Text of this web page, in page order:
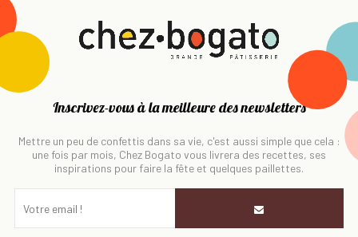
Inscrivez-vous à la meilleure des newsletters
Mettre un peu de confettis dans sa vie, c'est aussi simple que cela :
une fois par mois, Chez Bogato vous livrera des recettes, ses
inspirations pour faire la fête et quelques paillettes.